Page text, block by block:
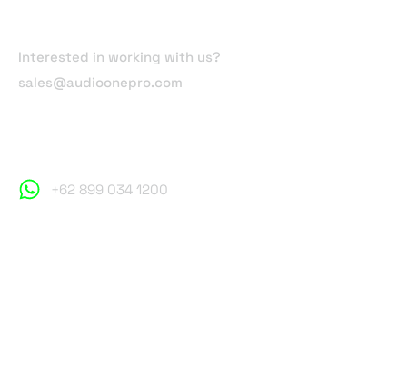
Interested in working with us?
sales@audioonepro.com
+62 899 034 1200